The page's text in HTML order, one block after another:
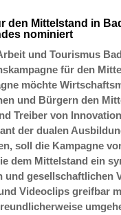
den Mittelstand in
nominiert
und Tourismus
für den
möchte
und Bürgern den
Treiber von
der dualen
soll die Kampagne
dem Mittelstand ein
gesellschaftlichen
Videoclips greifbar